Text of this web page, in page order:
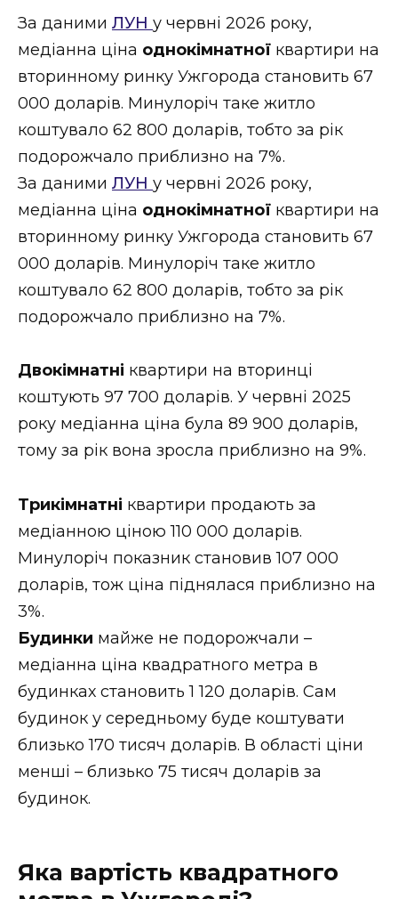
За даними ЛУН у червні 2026 року,
медіанна ціна однокімнатної квартири на
вторинному ринку Ужгорода становить 67
000 доларів. Минулоріч таке житло
коштувало 62 800 доларів, тобто за рік
подорожчало приблизно на 7%.
За даними ЛУН у червні 2026 року,
медіанна ціна однокімнатної квартири на
вторинному ринку Ужгорода становить 67
000 доларів. Минулоріч таке житло
коштувало 62 800 доларів, тобто за рік
подорожчало приблизно на 7%.
Двокімнатні квартири на вторинці
коштують 97 700 доларів. У червні 2025
року медіанна ціна була 89 900 доларів,
тому за рік вона зросла приблизно на 9%.
Трикімнатні квартири продають за
медіанною ціною 110 000 доларів.
Минулоріч показник становив 107 000
доларів, тож ціна піднялася приблизно на
3%.
Будинки майже не подорожчали –
медіанна ціна квадратного метра в
будинках становить 1 120 доларів. Сам
будинок у середньому буде коштувати
близько 170 тисяч доларів. В області ціни
менші – близько 75 тисяч доларів за
будинок.
Яка вартість квадратного